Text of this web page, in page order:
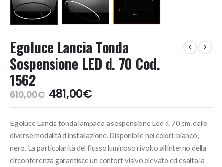
Egoluce Lancia Tonda
Sospensione LED d. 70 Cod.
1562
610,00€ Il
prezzo
era:
610,00€.
481,00€Il
prezzo
è:
481,00€.
Egoluce Lancia tonda lampada a sospensione Led d. 70 cm. dalle
diverse modalità d’installazione. Disponibile nei colori: bianco,
nero. La particolarità del flusso luminoso rivolto all’interno della
circonferenza garantisce un confort visivo elevato ed esalta la